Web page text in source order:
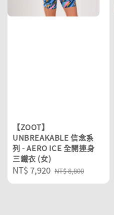
【ZOOT】
UNBREAKABLE 信念系
列 - AERO ICE 全開連身
三鐵衣 (女)
Sale
price
NT$ 7,920 Regular
price
NT$ 8,800